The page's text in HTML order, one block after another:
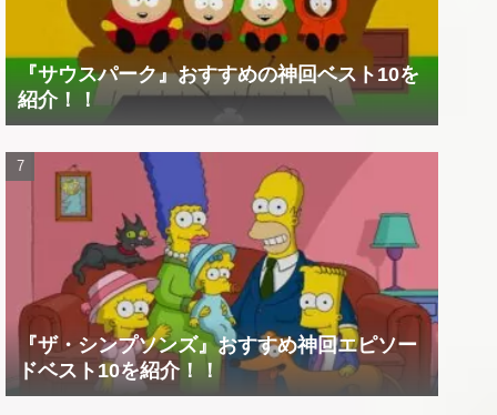
『サウスパーク』おすすめの神回ベスト10を
紹介！！
『ザ・シンプソンズ』おすすめ神回エピソー
ドベスト10を紹介！！